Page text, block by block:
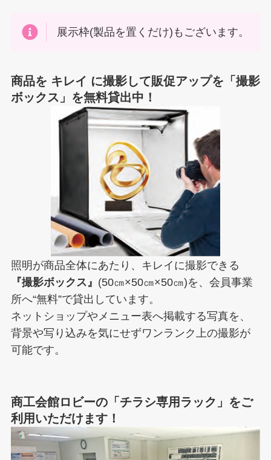
展示枠(製品を置くだけ)もございます。
商品を キレイ に撮影して販促アップを「撮影
ボックス」を無料貸出中！
照明が商品全体にあたり、キレイに撮影できる
『撮影ボックス』 (50㎝×50㎝×50㎝)を、会員事業
所へ“無料”で貸出しています。
ネットショップやメニュー表へ掲載する写真を、
背景や写り込みを気にせずワンランク上の撮影が
可能です。
商工会館ロビーの「チラシ専用ラック」をご
利用いただけます！